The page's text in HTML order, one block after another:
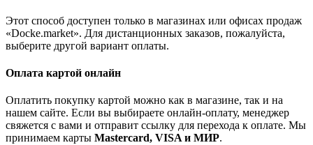
Этот способ доступен только в магазинах или офисах продаж
«Docke.market». Для дистанционных заказов, пожалуйста,
выберите другой вариант оплаты.
Оплата картой онлайн
Оплатить покупку картой можно как в магазине, так и на
нашем сайте. Если вы выбираете онлайн-оплату, менеджер
свяжется с вами и отправит ссылку для перехода к оплате. Мы
принимаем карты Mastercard, VISA и МИР.